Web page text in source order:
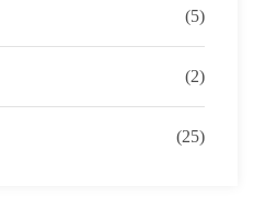
(5)
(2)
(25)